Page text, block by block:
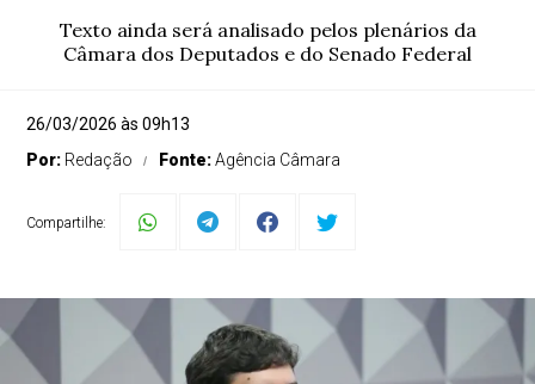
Texto ainda será analisado pelos plenários da
Câmara dos Deputados e do Senado Federal
26/03/2026 às 09h13
Por: Redação Fonte:Agência Câmara
Compartilhe: